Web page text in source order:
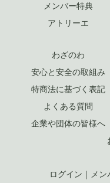
メンバー特典
アトリーエ
わざのわ
安心と安全の取組み
特商法に基づく表記
よくある質問
企業や団体の皆様へ
ログイン ｜ メ